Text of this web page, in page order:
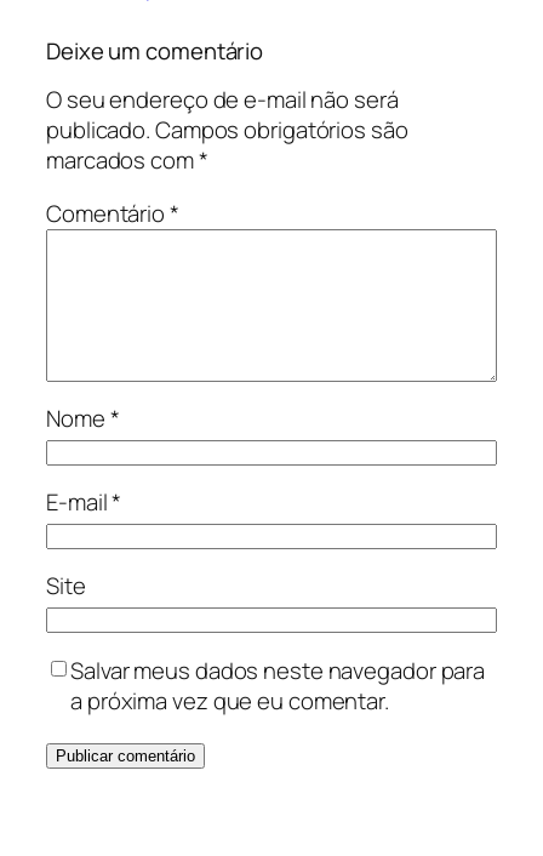
Deixe um comentário
O seu endereço de e-mail não será
publicado.Campos obrigatórios são
marcados com*
Comentário*
Nome*
E-mail*
Site
Salvar meus dados neste navegador para
a próxima vez que eu comentar.